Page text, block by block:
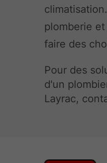
plomberie
faire des
Pour des
d'un
Layrac,